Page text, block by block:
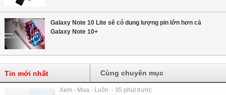
Galaxy Note 10 Lite sẽ có dung lượng pin lớn hơn cả
Galaxy Note 10+
Tin mới nhất Cùng chuyên mục
Xem - Mua - Luôn - 35 phút trước